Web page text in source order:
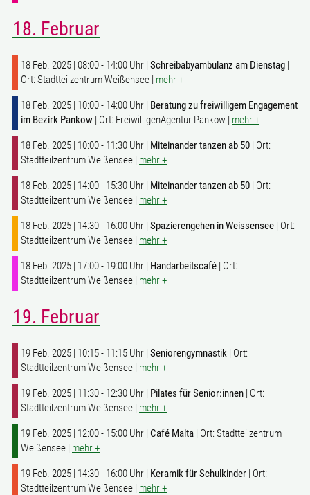
18. Februar
18 Feb. 2025 | 08:00 - 14:00 Uhr | Schreibabyambulanz am Dienstag |
Ort: Stadtteilzentrum Weißensee | mehr +
18 Feb. 2025 | 10:00 - 14:00 Uhr | Beratung zu freiwilligem Engagement
im Bezirk Pankow | Ort: FreiwilligenAgentur Pankow | mehr +
18 Feb. 2025 | 10:00 - 11:30 Uhr | Miteinander tanzen ab 50 | Ort:
Stadtteilzentrum Weißensee | mehr +
18 Feb. 2025 | 14:00 - 15:30 Uhr | Miteinander tanzen ab 50 | Ort:
Stadtteilzentrum Weißensee | mehr +
18 Feb. 2025 | 14:30 - 16:00 Uhr | Spazierengehen in Weissensee | Ort:
Stadtteilzentrum Weißensee | mehr +
18 Feb. 2025 | 17:00 - 19:00 Uhr | Handarbeitscafé | Ort:
Stadtteilzentrum Weißensee | mehr +
19. Februar
19 Feb. 2025 | 10:15 - 11:15 Uhr | Seniorengymnastik | Ort:
Stadtteilzentrum Weißensee | mehr +
19 Feb. 2025 | 11:30 - 12:30 Uhr | Pilates für Senior:innen | Ort:
Stadtteilzentrum Weißensee | mehr +
19 Feb. 2025 | 12:00 - 15:00 Uhr | Café Malta | Ort: Stadtteilzentrum
Weißensee | mehr +
19 Feb. 2025 | 14:30 - 16:00 Uhr | Keramik für Schulkinder | Ort:
Stadtteilzentrum Weißensee | mehr +